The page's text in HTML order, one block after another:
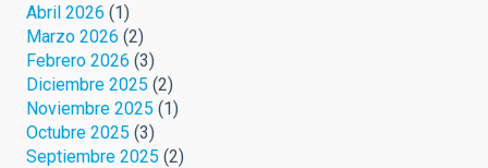
Abril 2026 (1)
Marzo 2026 (2)
Febrero 2026 (3)
Diciembre 2025 (2)
Noviembre 2025 (1)
Octubre 2025 (3)
Septiembre 2025 (2)